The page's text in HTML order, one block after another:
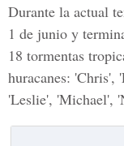
Durante la actual
1 de junio y
18 tormentas
huracanes: 'Chris',
'Leslie', 'Michael',